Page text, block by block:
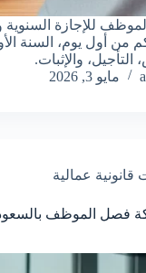
للإجازة السنوية
من أول يوم، السنة
التأجيل، والإثبات.
مايو 3, 2026
قانونية عمالية
فصل الموظف